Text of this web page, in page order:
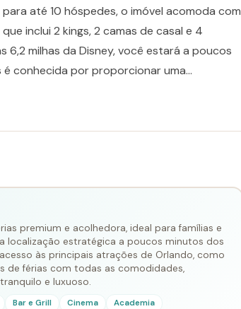
até 10 hóspedes, o imóvel acomoda com
inclui 2 kings, 2 camas de casal e 4
6,2 milhas da Disney, você estará a poucos
é conhecida por proporcionar uma
e outro é tão especial quanto a própria
premium e acolhedora, ideal para famílias e
localização estratégica a poucos minutos dos
às principais atrações de Orlando, como
de férias com todas as comodidades,
e luxuoso.
Bar e Grill Cinema
Academia